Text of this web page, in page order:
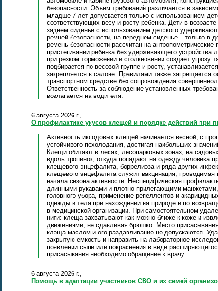
безопасности. Объем требований различается в
младше 7 лет допускается только с использованием
соответствующих весу и росту ребенка. Дети в
заднем сиденье с использованием детского
ремней безопасности, на переднем сиденье – только
ремень безопасности рассчитан на
пристегивании ребенка без удерживающего устройства
при резком торможении и столкновении создает
подбирается по весовой группе и росту,
закрепляется в салоне. Правилами также запрещается
транспортном средстве без сопровождения
Ответственность за соблюдение установленных
возлагается на водителя.
6 августа 2026 г.,
О профилактике укусов клещей и порядке действий при
Активность иксодовых клещей начинается весной, с
устойчивого похолодания, достигая наибольших
Клещи обитают в лесах, лесопарковых зонах, на
вдоль тропинок, откуда попадают на одежду человека
клещевого энцефалита, боррелиоза и ряда других
клещевого энцефалита служит вакцинация, проводимая
начала сезона активности. Неспецифическая
длинными рукавами и плотно прилегающими
головного убора, применение репеллентов и
одежды и тела при нахождении на природе и по
в медицинской организации. При самостоятельном
нити: клеща захватывают как можно ближе к коже и
движениями, не сдавливая брюшко. Место
клеща маслом и его раздавливание не допускаются.
закрытую емкость и направить на лабораторное
появлении сыпи или покраснения в виде
присасывания необходимо обращение к врачу.
6 августа 2026 г.,
Помощь в адаптации участников СВО и их семей